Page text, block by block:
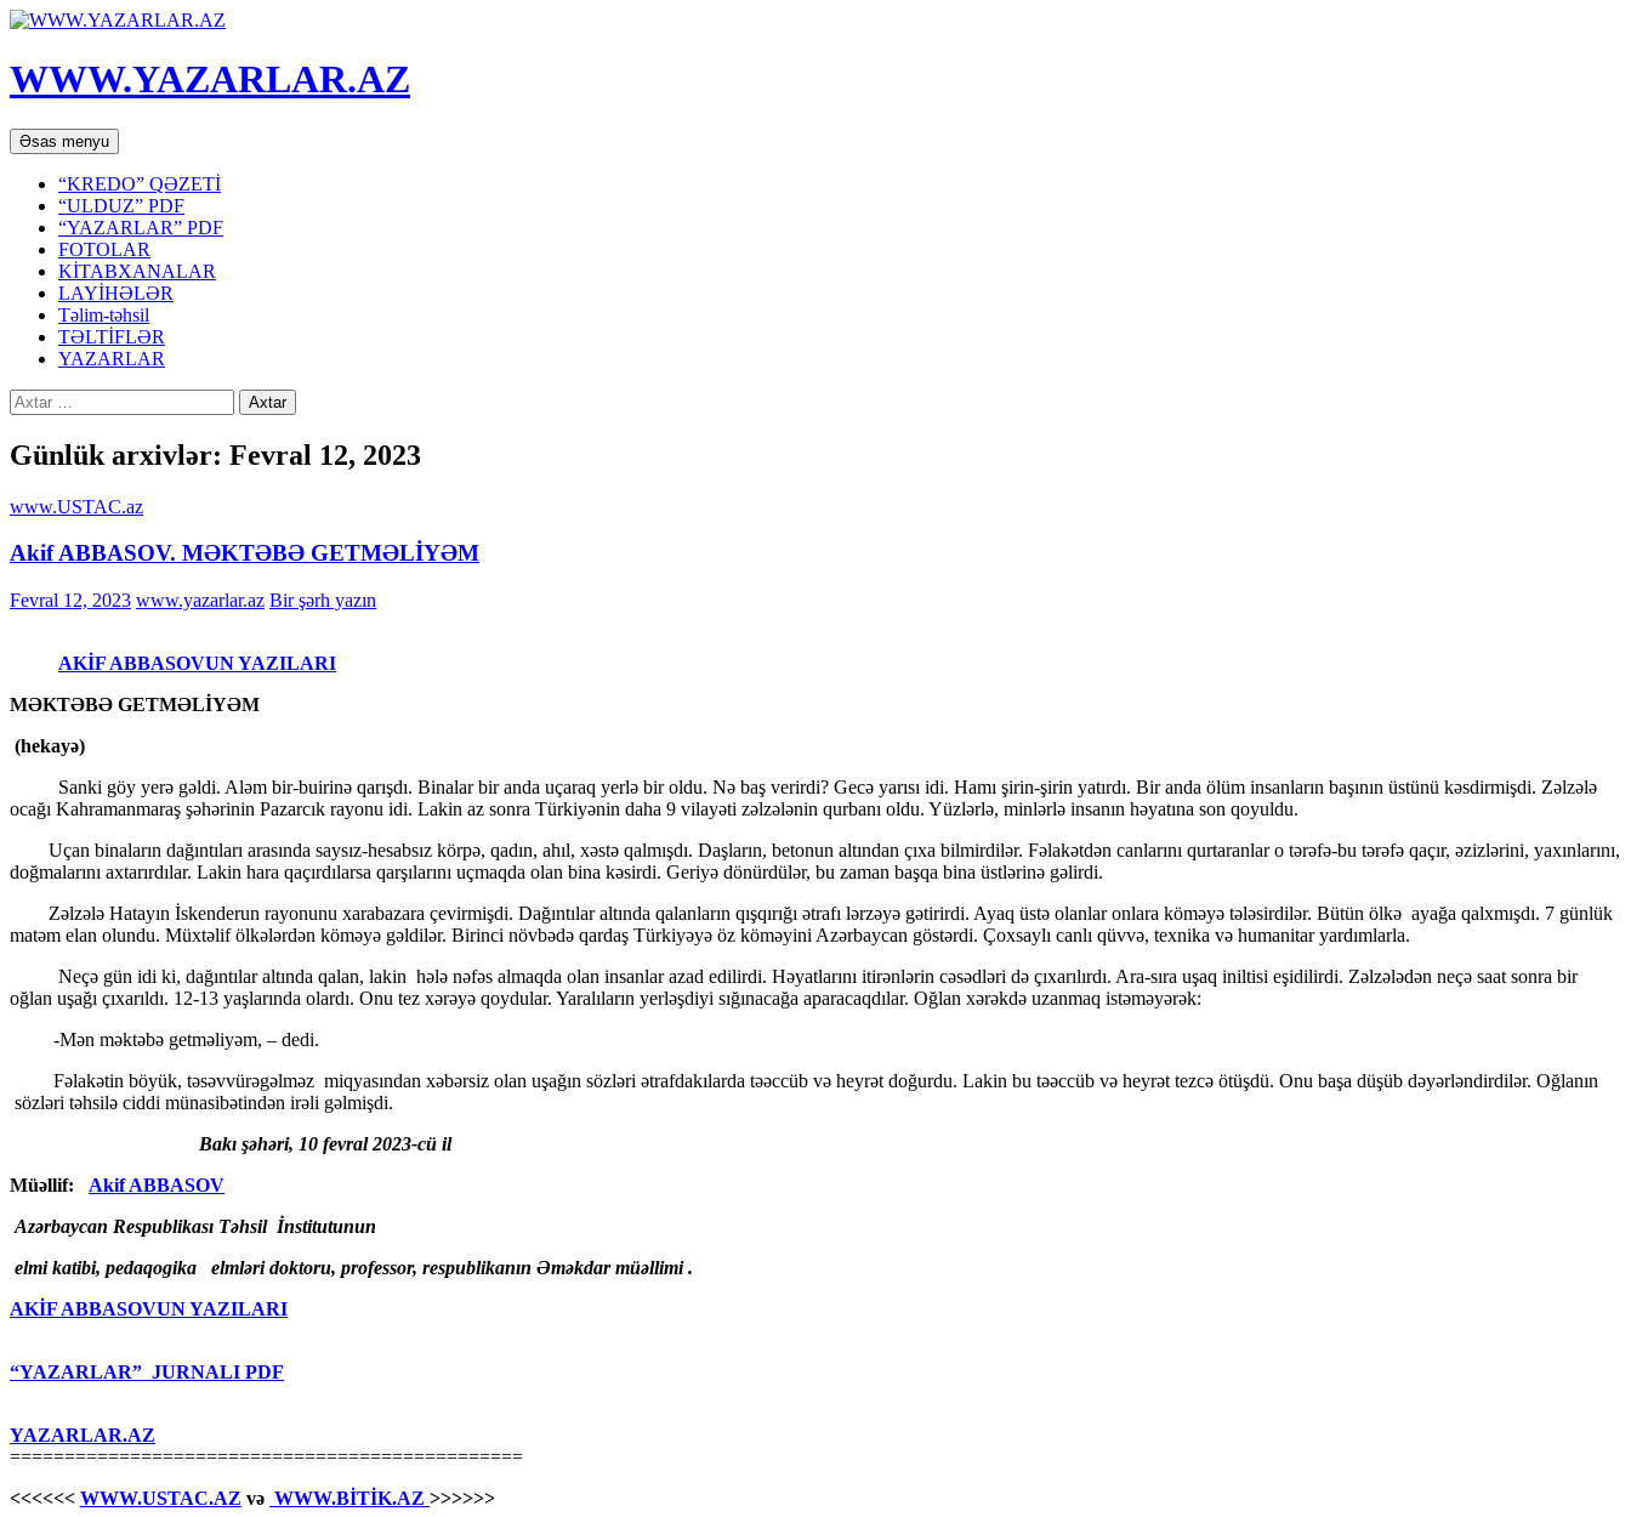
WWW.YAZARLAR.AZ
Axtar
Əsas menyu Mühtəviyyata
keç
“KREDO” QƏZETİ
“ULDUZ” PDF
“YAZARLAR” PDF
FOTOLAR
KİTABXANALAR
LAYİHƏLƏR
Təlim-təhsil
TƏLTİFLƏR
YAZARLAR
Axtarış:
Günlük arxivlər: Fevral 12, 2023
www.USTAC.az
Akif ABBASOV. MƏKTƏBƏ GETMƏLİYƏM
Fevral 12, 2023 www.yazarlar.az Bir şərh yazın
AKİF ABBASOVUN YAZILARI
MƏKTƏBƏ GETMƏLİYƏM
(hekayə)
Sanki göy yerə gəldi. Aləm bir-buirinə qarışdı. Binalar bir anda uçaraq yerlə bir oldu. Nə baş verirdi? Gecə yarısı idi. Hamı şirin-şirin yatırdı. Bir anda ölüm insanların başının üstünü kəsdirmişdi. Zəlzələ
ocağı Kahramanmaraş şəhərinin Pazarcık rayonu idi. Lakin az sonra Türkiyənin daha 9 vilayəti zəlzələnin qurbanı oldu. Yüzlərlə, minlərlə insanın həyatına son qoyuldu.
Uçan binaların dağıntıları arasında saysız-hesabsız körpə, qadın, ahıl, xəstə qalmışdı. Daşların, betonun altından çıxa bilmirdilər. Fəlakətdən canlarını qurtaranlar o tərəfə-bu tərəfə qaçır, əzizlərini, yaxınlarını,
doğmalarını axtarırdılar. Lakin hara qaçırdılarsa qarşılarını uçmaqda olan bina kəsirdi. Geriyə dönürdülər, bu zaman başqa bina üstlərinə gəlirdi.
Zəlzələ Hatayın İskenderun rayonunu xarabazara çevirmişdi. Dağıntılar altında qalanların qışqırığı ətrafı lərzəyə gətirirdi. Ayaq üstə olanlar onlara köməyə tələsirdilər. Bütün ölkə ayağa qalxmışdı. 7 günlük
matəm elan olundu. Müxtəlif ölkələrdən köməyə gəldilər. Birinci növbədə qardaş Türkiyəyə öz köməyini Azərbaycan göstərdi. Çoxsaylı canlı qüvvə, texnika və humanitar yardımlarla.
Neçə gün idi ki, dağıntılar altında qalan, lakin hələ nəfəs almaqda olan insanlar azad edilirdi. Həyatlarını itirənlərin cəsədləri də çıxarılırdı. Ara-sıra uşaq iniltisi eşidilirdi. Zəlzələdən neçə saat sonra bir
oğlan uşağı çıxarıldı. 12-13 yaşlarında olardı. Onu tez xərəyə qoydular. Yaralıların yerləşdiyi sığınacağa aparacaqdılar. Oğlan xərəkdə uzanmaq istəməyərək:
-Mən məktəbə getməliyəm, – dedi.
Fəlakətin böyük, təsəvvürəgəlməz miqyasından xəbərsiz olan uşağın sözləri ətrafdakılarda təəccüb və heyrət doğurdu. Lakin bu təəccüb və heyrət tezcə ötüşdü. Onu başa düşüb dəyərləndirdilər. Oğlanın
sözləri təhsilə ciddi münasibətindən irəli gəlmişdi.
Bakı şəhəri, 10 fevral 2023-cü il
Müəllif: Akif ABBASOV
Azərbaycan Respublikası Təhsil İnstitutunun
elmi katibi, pedaqogika elmləri doktoru, professor, respublikanın Əməkdar müəllimi .
AKİF ABBASOVUN YAZILARI
“YAZARLAR” JURNALI PDF
YAZARLAR.AZ
===============================================
<<<<<< WWW.USTAC.AZ və WWW.BİTİK.AZ >>>>>>